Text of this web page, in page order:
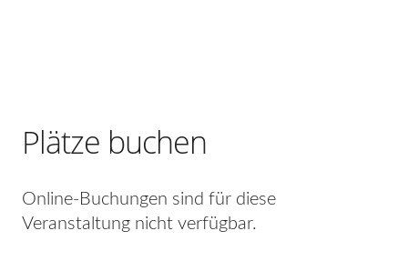
Plätze buchen
Online-Buchungen sind für diese
Veranstaltung nicht verfügbar.